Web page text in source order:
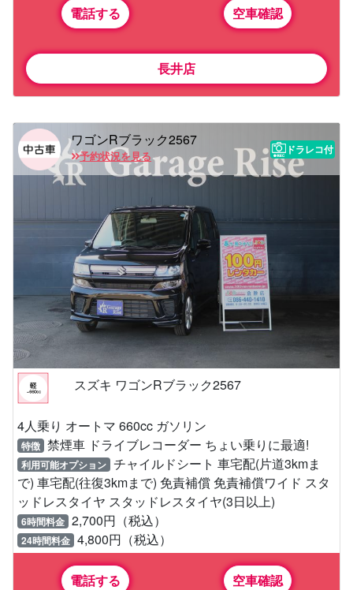
電話する 空車確認
長井店
ワゴンRブラック2567
予約状況を見る
ドラレコ付
スズキ ワゴンRブラック2567
4人乗り オートマ 660cc ガソリン
特徴 禁煙車 ドライブレコーダー ちょい乗りに最適!
利用可能オプション チャイルドシート 車宅配(片道3kmま
で) 車宅配(往復3kmまで) 免責補償 免責補償ワイド スタ
ッドレスタイヤ スタッドレスタイヤ(3日以上)
6時間料金 2,700円（税込）
24時間料金 4,800円（税込）
電話する 空車確認